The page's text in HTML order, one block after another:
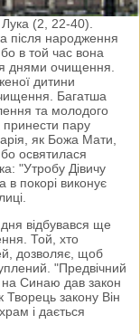
життя нашого
(2, 22-40).
після народження
в той час вона
днями очищення.
дитини
Багатша
та молодого
пару
як Божа Мати,
освятилася
"Утробу Дівичу
в покорі виконує
відбувався ще
Той, хто
дозволяє, щоб
"Предвічний
Синаю дав закон
Творець закону Він
і дається